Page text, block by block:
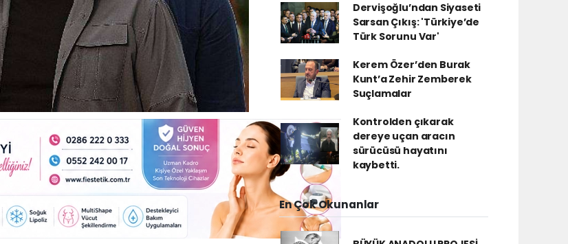
Dervişoğlu’ndan Siyaseti
Sarsan Çıkış: 'Türkiye’de
Türk Sorunu Var'
Kerem Özer’den Burak
Kunt’a Zehir Zemberek
Suçlamalar
Kontrolden çıkarak
dereye uçan aracın
sürücüsü hayatını
kaybetti.
En Çok Okunanlar